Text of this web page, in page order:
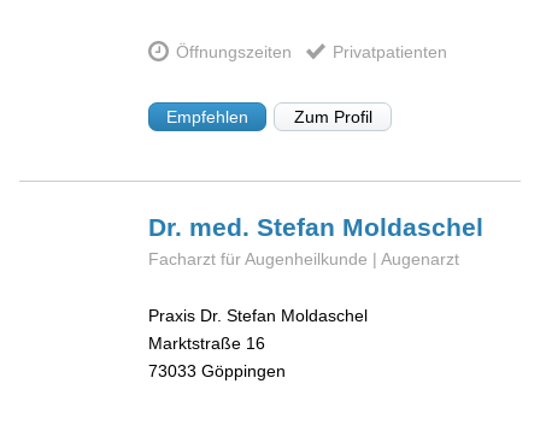
Öffnungszeiten Privatpatienten
Empfehlen Zum Profil
Dr. med. Stefan Moldaschel
Facharzt für Augenheilkunde | Augenarzt
Praxis Dr. Stefan Moldaschel
Marktstraße 16
73033 Göppingen